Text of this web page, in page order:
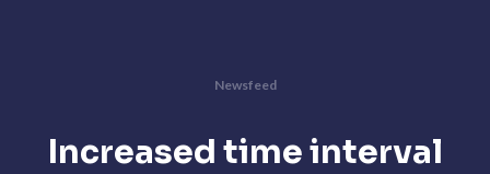
Newsfeed
Increased time interval